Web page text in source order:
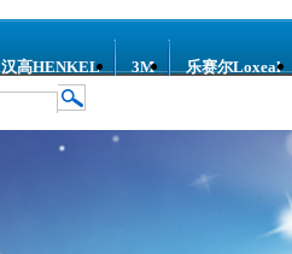
汉高HENKEL 3M 乐赛尔Loxeal
汉高胶水 乐赛尔胶水 3M胶水